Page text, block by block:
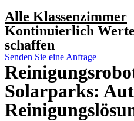
Alle Klassenzimmer
Kontinuierlich
schaffen
Senden Sie eine Anfrage
Solarparks: